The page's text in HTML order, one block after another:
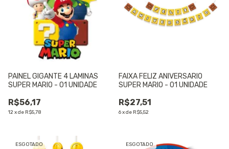
PAINEL GIGANTE 4 LAMINAS
SUPER MARIO - 01 UNIDADE
R$56,17
12xde R$5,78
FAIXA FELIZ ANIVERSARIO
SUPER MARIO - 01 UNIDADE
R$27,51
6xde R$5,52
ESGOTADO ESGOTADO